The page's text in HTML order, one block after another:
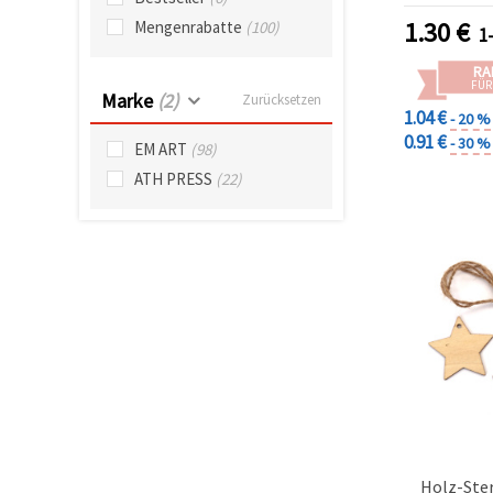
Datenschutzerklärung
Mengenrabatte (100)
Marke (2) Zurücksetzen
EM ART (98)
ATH PRESS (22)
1.30€
1.04 €- 20 %
0.91 €- 30 %
Holz-